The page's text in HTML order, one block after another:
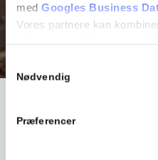
med Googles Business
Vores partnere kan
Se Cookie & Privatlivspolitik
Nødvendig
Præferencer
Vort motto er